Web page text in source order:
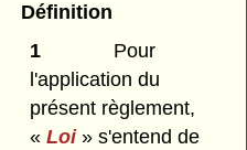
Définition
1
Pour
l'application du
présent règlement,
«Loi» s'entend de